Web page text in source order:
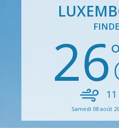
2611
Samedi 08 août